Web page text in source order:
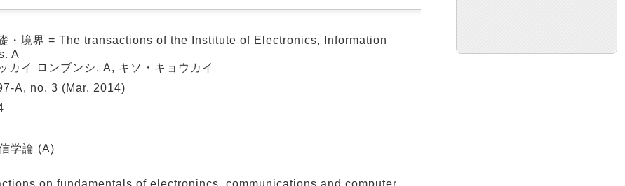
・境界 = The transactions of the Institute of Electronics, Information
A
カイ ロンブンシ. A, キソ・キョウカイ
A, no. 3 (Mar. 2014)
学論 (A)
on fundamentals of electronincs, communications and computer